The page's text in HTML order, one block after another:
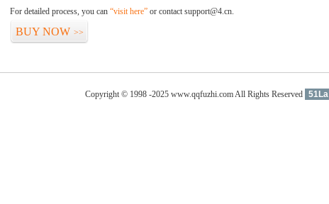
For detailed process, you can “visit here” or contact support@4.cn.
BUY NOW >>
Copyright © 1998 -2025 www.qqfuzhi.com All Rights Reserved 51La